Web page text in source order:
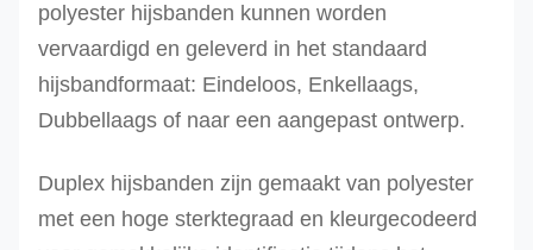
polyester hijsbanden kunnen worden
vervaardigd en geleverd in het standaard
hijsbandformaat: Eindeloos, Enkellaags,
Dubbellaags of naar een aangepast ontwerp.
Duplex hijsbanden zijn gemaakt van polyester
met een hoge sterktegraad en kleurgecodeerd